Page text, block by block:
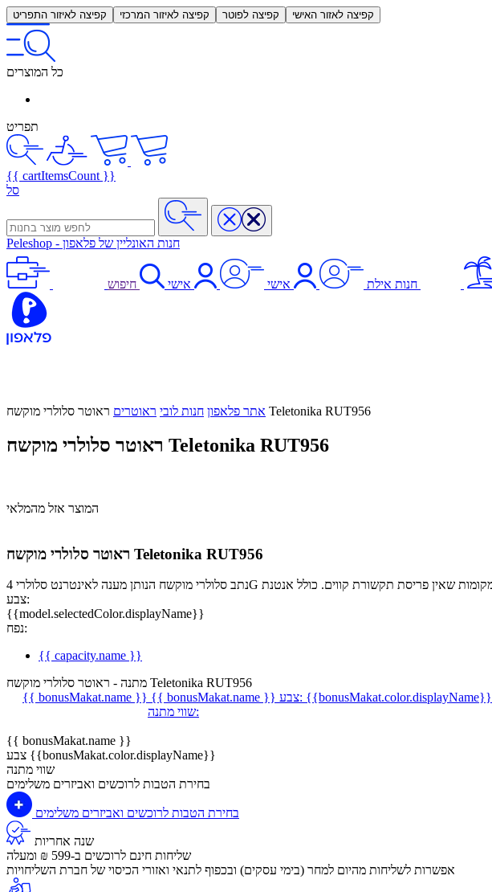
קפיצה לאיזור התפריט קפיצה לאיזור המרכזי קפיצה לפוטר קפיצה לאזור האישי
כל המוצרים
תפריט
{{ cartItemsCount }}
סל
Peleshop - חנות האונליין של פלאפון
חנות אילת אישי אישי חיפוש
אתר פלאפון חנות לובי ראוטרים ראוטר סלולרי מוקשח Teletonika RUT956
ראוטר סלולרי מוקשח Teletonika RUT956
המוצר אזל מהמלאי
ראוטר סלולרי מוקשח Teletonika RUT956
צבע:
{{model.selectedColor.displayName}}
נפח:
{{ capacity.name }}
מתנה - ראוטר סלולרי מוקשח Teletonika RUT956
{{ bonusMakat.name }} {{ bonusMakat.name }} צבע: {{bonusMakat.color.displayName}}
שווי מתנה:
{{ bonusMakat.name }}
צבע {{bonusMakat.color.displayName}}
שווי מתנה
בחירת הטבות לרוכשים ואביזרים משלימים
בחירת הטבות לרוכשים ואביזרים משלימים
שנה אחריות
שליחות חינם לרוכשים ב-599 ₪ ומעלה
​אפשרות לשליחות מהיום למחר (בימי עסקים) ובכפוף לתנאי ואזורי הכיסוי של חברת השליחויות